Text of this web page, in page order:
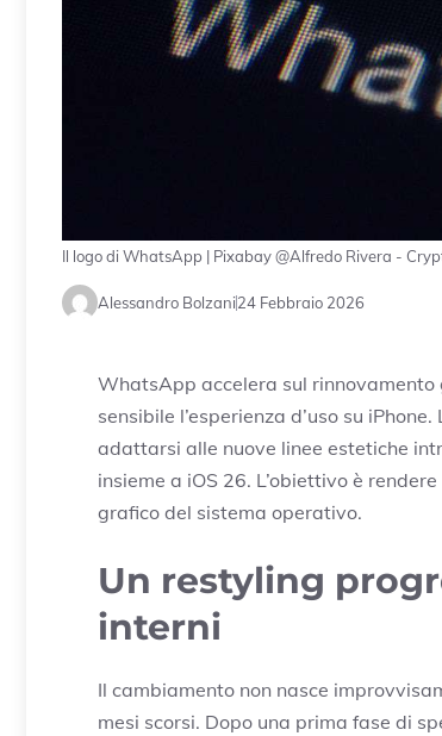
Il logo di WhatsApp | Pixabay @Alfredo Rivera -
Alessandro Bolzani24 Febbraio 2026
WhatsApp accelera sul
sensibile l’esperienza d’uso su
adattarsi alle nuove linee estetiche
insieme a iOS 26. L’obiettivo è
grafico del sistema operativo.
Un restyling
interni
Il cambiamento non nasce
mesi scorsi. Dopo una prima fase di